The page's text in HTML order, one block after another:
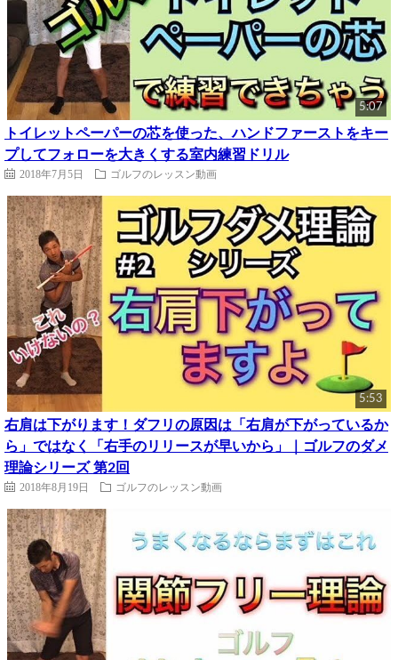
5:07
トイレットペーパーの芯を使った、ハンドファーストをキー
プしてフォローを大きくする室内練習ドリル
2018年7月5日 ゴルフのレッスン動画
5:53
右肩は下がります！ダフリの原因は「右肩が下がっているか
ら」ではなく「右手のリリースが早いから」｜ゴルフのダメ
理論シリーズ 第2回
2018年8月19日 ゴルフのレッスン動画